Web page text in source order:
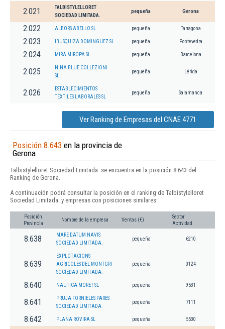
2.021
TALBISTYLELLORET
SOCIEDAD LIMITADA.
pequeña Gerona
2.022 ALBORS ABELLO SL pequeña Tarragona
2.023 IBUSQUIZA DOMINGUEZ SL pequeña Pontevedra
2.024 MIRA MIROPA SL. pequeña Barcelona
2.025
NINA BLUE COLLEZIONI
SL.
pequeña Lérida
2.026
ESTABLECIMIENTOS
TEXTILES LABORALES SL
pequeña Salamanca
Ver Ranking de Empresas del CNAE 4771
Posición 8.643 en la provincia de
Gerona
Talbistylelloret Sociedad Limitada. se encuentra en la posición 8.643 del
Ranking de Gerona.
A continuación podrá consultar la posición en el ranking de Talbistylelloret
Sociedad Limitada. y empresas con posiciones similares:
Posición
Provincia
Nombre de la empresa Ventas (€)
Sector
Actividad
8.638
MARE DATUM NAVIS
SOCIEDAD LIMITADA.
pequeña 6210
8.639
EXPLOTACIONS
AGRICOLES DEL MONTGRI
SOCIEDAD LIMITADA.
pequeña 0124
8.640 NAUTICA MORET SL pequeña 9531
8.641
PRUJA FORNIELES PARES
SOCIEDAD LIMITADA.
pequeña 7111
8.642 PLANA ROVIRA SL pequeña 5530